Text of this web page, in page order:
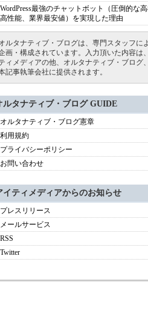
WordPress最強のチャットボット（圧倒的な
高性能、業界最安値）を実現した理由
ルタナティブ・ブログは、専門スタッフに
画・構成されています。入力頂いた内容は
ィメディアの他、オルタナティブ・ブログ
記事執筆会社に提供されます。
ルタナティブ・ブログ GUIDE
オルタナティブ・ブログ憲章
利用規約
プライバシーポリシー
お問い合わせ
イティメディアからのお知らせ
プレスリリース
メールサービス
RSS
Twitter